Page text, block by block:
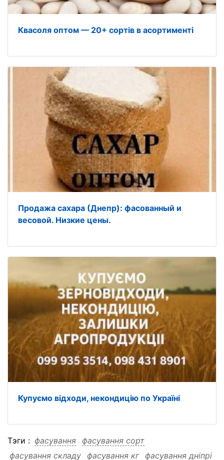
Квасоля оптом — 20+ сортів в асортименті
Продажа сахара (Днепр): фасованный и
весовой. Низкие цены.
Купуємо відходи, некондицію по Україні
Тэги : фасування фасування сорт
фасування складу фасування кг фасування дніпрі